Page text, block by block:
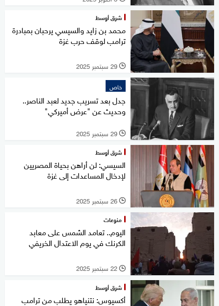
شرق أوسط
محمد بن زايد والسيسي يرحبان بمبادرة
ترامب لوقف حرب غزة
l 29 سبتمبر 2025
خاص
جدل بعد تسريب جديد لعبد الناصر..
وحديث عن "عرض أميركي"
l 29 سبتمبر 2025
شرق أوسط
السيسي: لن أراهن بحياة المصريين
لإدخال المساعدات إلى غزة
l 26 سبتمبر 2025
منوعات
اليوم.. تعامد الشمس على معابد
الكرنك في يوم الاعتدال الخريفي
l 22 سبتمبر 2025
شرق أوسط
أكسيوس: نتنياهو يطلب من ترامب